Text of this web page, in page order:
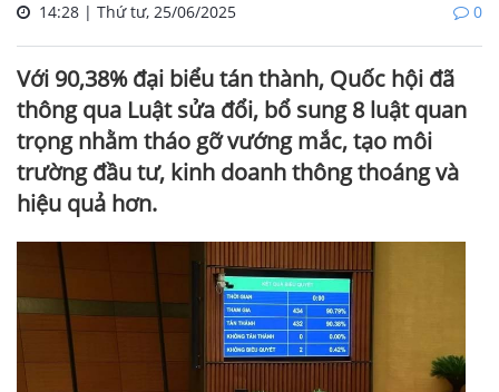
14:28 | Thứ tư, 25/06/2025 0
Với 90,38% đại biểu tán thành, Quốc hội đã
thông qua Luật sửa đổi, bổ sung 8 luật quan
trọng nhằm tháo gỡ vướng mắc, tạo môi
trường đầu tư, kinh doanh thông thoáng và
hiệu quả hơn.